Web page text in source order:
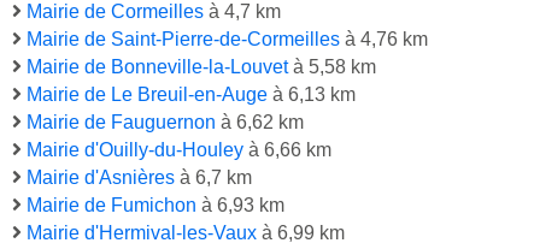
Mairie de Cormeilles à 4,7 km
Mairie de Saint-Pierre-de-Cormeilles à 4,76 km
Mairie de Bonneville-la-Louvetà 5,58 km
Mairie de Le Breuil-en-Auge à 6,13 km
Mairie de Fauguernon à 6,62 km
Mairie d'Ouilly-du-Houley à 6,66 km
Mairie d'Asnières à 6,7 km
Mairie de Fumichon à 6,93 km
Mairie d'Hermival-les-Vaux à 6,99 km